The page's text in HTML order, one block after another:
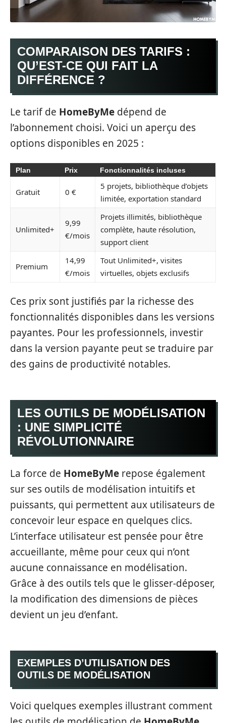
COMPARAISON DES TARIFS :
QU’EST-CE QUI FAIT LA
DIFFÉRENCE ?
Le tarif de HomeByMe dépend de
l’abonnement choisi. Voici un aperçu des
options disponibles en 2025 :
Plan Prix Fonctionnalités incluses
Gratuit 0 €
5 projets, bibliothèque d’objets
limitée, exportation standard
Unlimited+
9,99
€/mois
Projets illimités, bibliothèque
complète, haute résolution,
support client
Premium
14,99
€/mois
Tout Unlimited+, visites
virtuelles, objets exclusifs
Ces prix sont justifiés par la richesse des
fonctionnalités disponibles dans les versions
payantes. Pour les professionnels, investir
dans la version payante peut se traduire par
des gains de productivité notables.
LES OUTILS DE MODÉLISATION
: UNE SIMPLICITÉ
RÉVOLUTIONNAIRE
La force de HomeByMe repose également
sur ses outils de modélisation intuitifs et
puissants, qui permettent aux utilisateurs de
concevoir leur espace en quelques clics.
L’interface utilisateur est pensée pour être
accueillante, même pour ceux qui n’ont
aucune connaissance en modélisation.
Grâce à des outils tels que le glisser-déposer,
la modification des dimensions de pièces
devient un jeu d’enfant.
EXEMPLES D’UTILISATION DES
OUTILS DE MODÉLISATION
Voici quelques exemples illustrant comment